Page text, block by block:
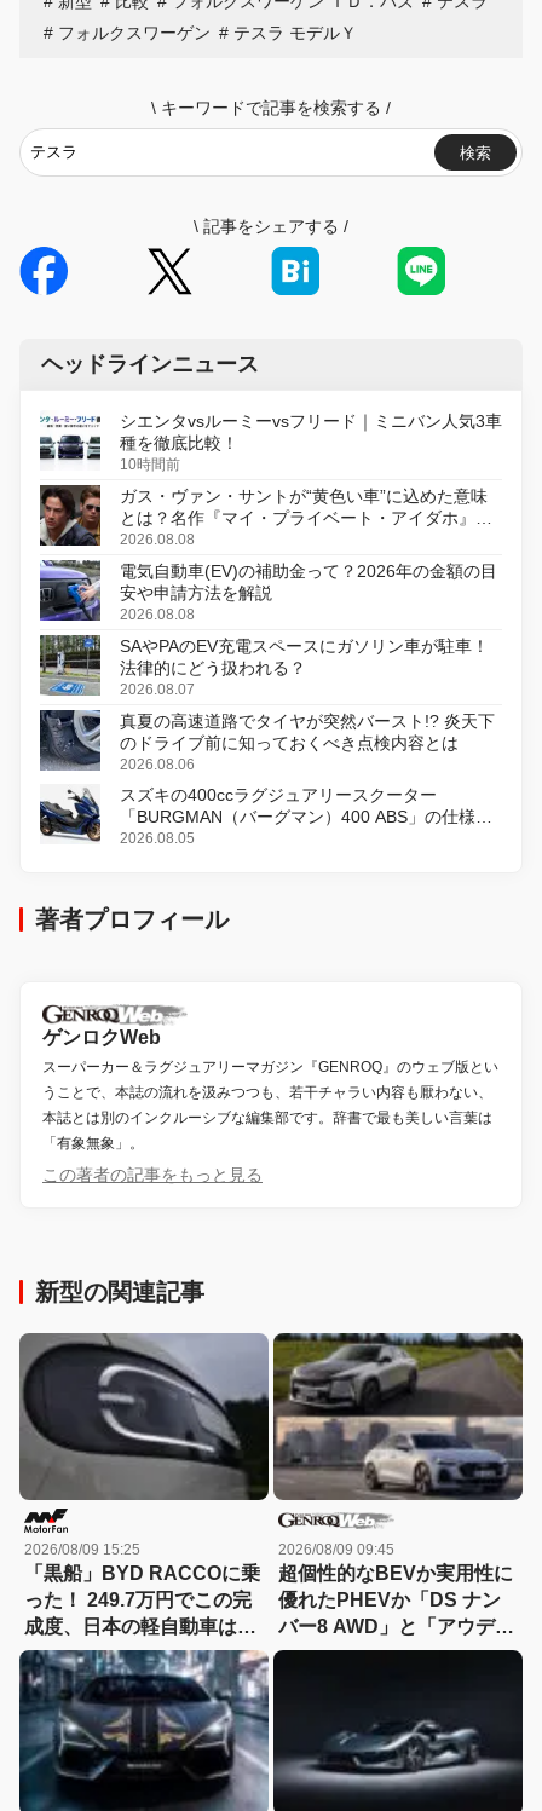
フォルクスワーゲン
テスラ モデルＹ
\ キーワードで記事を検索する /
検索
\ 記事をシェアする /
ヘッドラインニュース
シエンタvsルーミーvsフリード｜ミニバン人気3車
種を徹底比較！
10時間前
ガス・ヴァン・サントが“黄色い車”に込めた意味
とは？名作『マイ・プライベート・アイダホ』が
初のデジタルリマスター版で復活
2026.08.08
電気自動車(EV)の補助金って？2026年の金額の目
安や申請方法を解説
2026.08.08
SAやPAのEV充電スペースにガソリン車が駐車！
法律的にどう扱われる？
2026.08.07
真夏の高速道路でタイヤが突然バースト!? 炎天下
のドライブ前に知っておくべき点検内容とは
2026.08.06
スズキの400ccラグジュアリースクーター
「BURGMAN（バーグマン）400 ABS」の仕様を
変更し、8月18日に発売
2026.08.05
著者プロフィール
ゲンロクWeb
スーパーカー＆ラグジュアリーマガジン『GENROQ』のウェブ版とい
うことで、本誌の流れを汲みつつも、若干チャラい内容も厭わない、
本誌とは別のインクルーシブな編集部です。辞書で最も美しい言葉は
「有象無象」。
この著者の記事をもっと見る
新型の関連記事
2026/08/09 15:25
「黒船」BYD RACCOに乗
った！ 249.7万円でこの完
成度、日本の軽自動車は大
丈夫か？
2026/08/09 09:45
超個性的なBEVか実用性に
優れたPHEVか「DS ナン
バー8 AWD」と「アウディ
A5 eハイブリッド」を比較